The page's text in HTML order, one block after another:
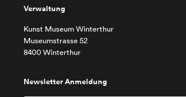
Verwaltung
Kunst Museum Winterthur
Museumstrasse 52
8400 Winterthur
Newsletter Anmeldung